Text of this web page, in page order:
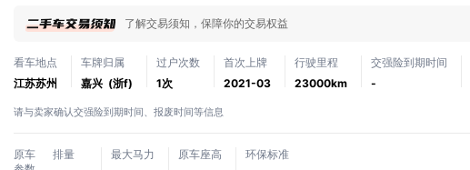
了解交易须知，保障你的交易权益
看车地点
江苏苏州
车牌归属
嘉兴 (浙f)
过户次数
1次
首次上牌
2021-03
行驶里程
23000km
交强险到期时间
-
请与卖家确认交强险到期时间、报废时间等信息
原车
排量
最大马力
原车座高
环保标准